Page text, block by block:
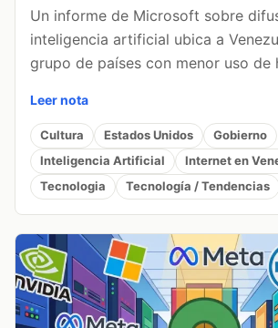
Un informe de Microsoft sobre
inteligencia artificial ubica a
grupo de países con menor uso de
Leer nota
Cultura Estados Unidos
Gobierno
Inteligencia Artificial
Internet en
Tecnologia
Tecnología / Tendencias